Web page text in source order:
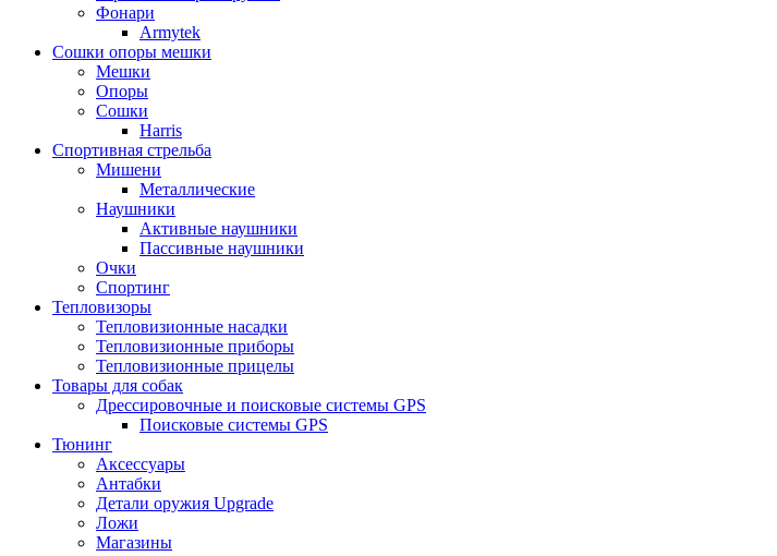
Фонари
Armytek
Сошки опоры мешки
Мешки
Опоры
Сошки
Harris
Спортивная стрельба
Мишени
Металлические
Наушники
Активные наушники
Пассивные наушники
Очки
Спортинг
Тепловизоры
Тепловизионные насадки
Тепловизионные приборы
Тепловизионные прицелы
Товары для собак
Дрессировочные и поисковые системы GPS
Поисковые системы GPS
Тюнинг
Аксессуары
Антабки
Детали оружия Upgrade
Ложи
Магазины